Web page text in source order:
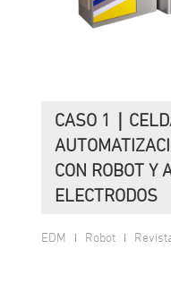
CASO 1｜
CON ROBOT Y
ELECTRODOS
EDM Robot